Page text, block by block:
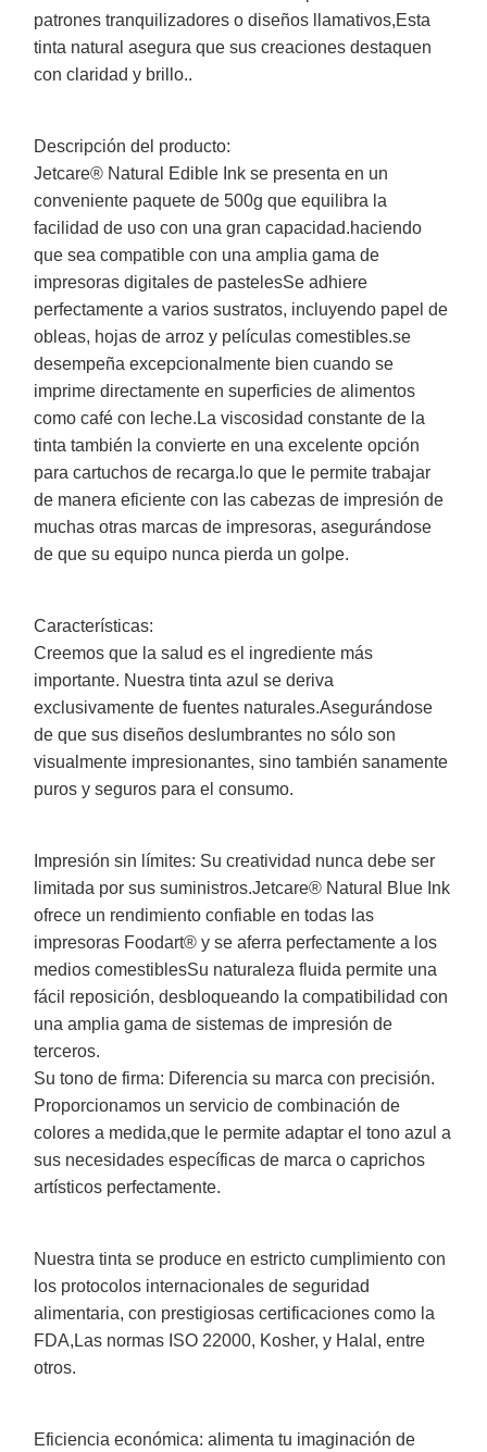
patrones tranquilizadores o diseños llamativos,Esta
tinta natural asegura que sus creaciones destaquen
con claridad y brillo..
Descripción del producto:
Jetcare® Natural Edible Ink se presenta en un
conveniente paquete de 500g que equilibra la
facilidad de uso con una gran capacidad.haciendo
que sea compatible con una amplia gama de
impresoras digitales de pastelesSe adhiere
perfectamente a varios sustratos, incluyendo papel de
obleas, hojas de arroz y películas comestibles.se
desempeña excepcionalmente bien cuando se
imprime directamente en superficies de alimentos
como café con leche.La viscosidad constante de la
tinta también la convierte en una excelente opción
para cartuchos de recarga.lo que le permite trabajar
de manera eficiente con las cabezas de impresión de
muchas otras marcas de impresoras, asegurándose
de que su equipo nunca pierda un golpe.
Características:
Creemos que la salud es el ingrediente más
importante. Nuestra tinta azul se deriva
exclusivamente de fuentes naturales.Asegurándose
de que sus diseños deslumbrantes no sólo son
visualmente impresionantes, sino también sanamente
puros y seguros para el consumo.
Impresión sin límites: Su creatividad nunca debe ser
limitada por sus suministros.Jetcare® Natural Blue Ink
ofrece un rendimiento confiable en todas las
impresoras Foodart® y se aferra perfectamente a los
medios comestiblesSu naturaleza fluida permite una
fácil reposición, desbloqueando la compatibilidad con
una amplia gama de sistemas de impresión de
terceros.
Su tono de firma: Diferencia su marca con precisión.
Proporcionamos un servicio de combinación de
colores a medida,que le permite adaptar el tono azul a
sus necesidades específicas de marca o caprichos
artísticos perfectamente.
Nuestra tinta se produce en estricto cumplimiento con
los protocolos internacionales de seguridad
alimentaria, con prestigiosas certificaciones como la
FDA,Las normas ISO 22000, Kosher, y Halal, entre
otros.
Eficiencia económica: alimenta tu imaginación de